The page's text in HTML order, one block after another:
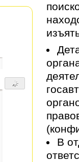
В